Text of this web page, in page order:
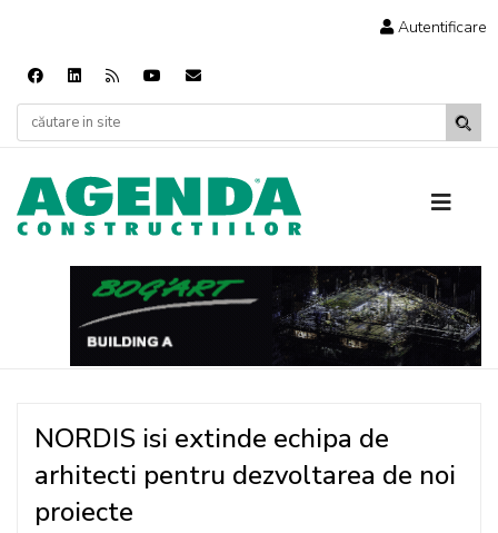
Autentificare
NORDIS isi extinde echipa de
arhitecti pentru dezvoltarea de noi
proiecte